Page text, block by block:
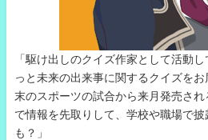
「駆け出しのクイズ作家として活動
っと未来の出来事に関するクイズを
末のスポーツの試合から来月発売され
で情報を先取りして、学校や職場で
も？」